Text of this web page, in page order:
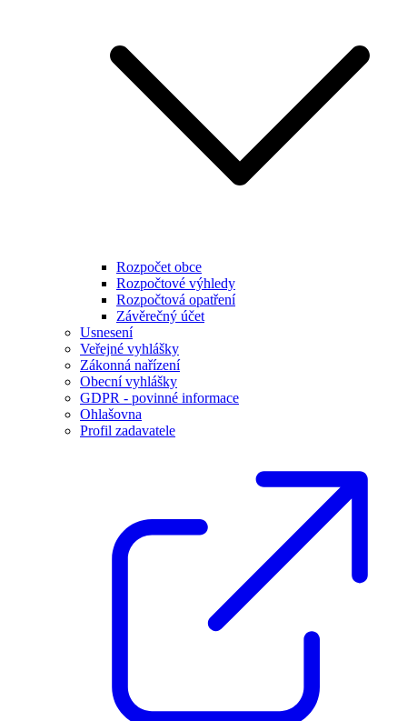
Rozpočet obce
Rozpočtové výhledy
Rozpočtová opatření
Závěrečný účet
Usnesení
Veřejné vyhlášky
Zákonná nařízení
Obecní vyhlášky
GDPR - povinné informace
Ohlašovna
Profil zadavatele